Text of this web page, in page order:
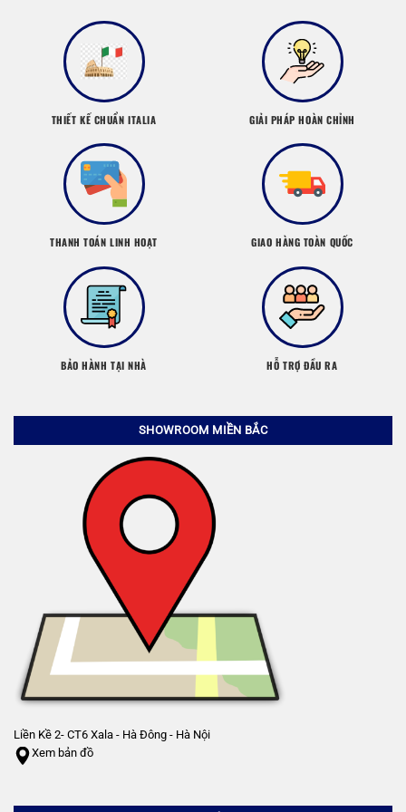
THIẾT KẾ CHUẨN ITALIA GIẢI PHÁP HOÀN CHỈNH
THANH TOÁN LINH HOẠT GIAO HÀNG TOÀN QUỐC
BẢO HÀNH TẠI NHÀ HỖ TRỢ ĐẦU RA
SHOWROOM MIỀN BẮC
Liền Kề 2- CT6 Xala - Hà Đông - Hà Nội
Xem bản đồ